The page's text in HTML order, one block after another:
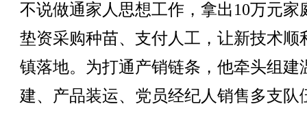
不说做通家人思想工作，拿出10万元家
垫资采购种苗、支付人工，让新技术顺
镇落地。为打通产销链条，他牵头组建
建、产品装运、党员经纪人销售多支队